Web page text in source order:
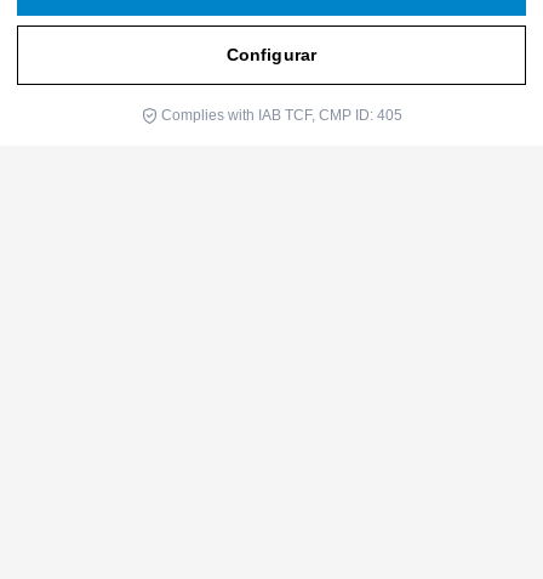
agosto 2024
mayo 2024
Configurar
Complies with IAB TCF, CMP ID: 405